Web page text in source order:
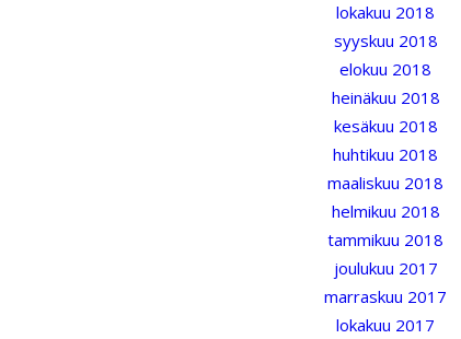
lokakuu 2018
syyskuu 2018
elokuu 2018
heinäkuu 2018
kesäkuu 2018
huhtikuu 2018
maaliskuu 2018
helmikuu 2018
tammikuu 2018
joulukuu 2017
marraskuu 2017
lokakuu 2017